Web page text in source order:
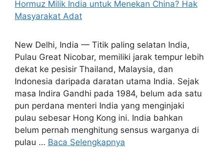
New Delhi, India — Titik paling selatan India,
Pulau Great Nicobar, memiliki jarak tempur lebih
dekat ke pesisir Thailand, Malaysia, dan
Indonesia daripada daratan utama India. Sejak
masa Indira Gandhi pada 1984, belum ada satu
pun perdana menteri India yang menginjaki
pulau sebesar Hong Kong ini. India bahkan
belum pernah menghitung sensus warganya di
pulau … Baca Selengkapnya